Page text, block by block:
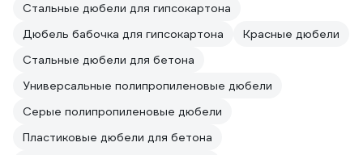
Стальные дюбели для гипсокартона
Дюбель бабочка для гипсокартона
Красные дюбели
Стальные дюбели для бетона
Универсальные полипропиленовые дюбели
Серые полипропиленовые дюбели
Пластиковые дюбели для бетона